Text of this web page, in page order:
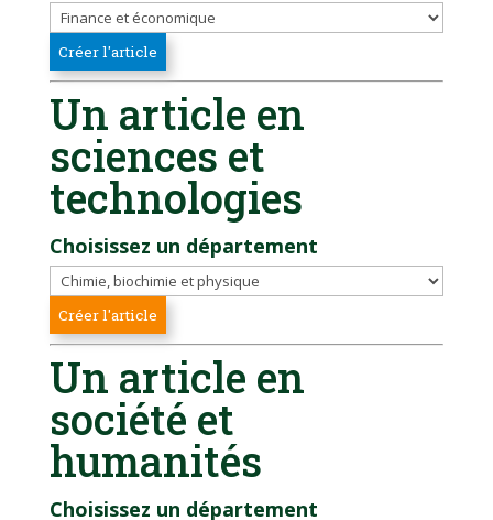
Un article en
sciences et
technologies
Choisissez un département
Un article en
société et
humanités
Choisissez un département